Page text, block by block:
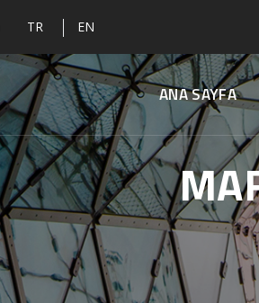
TR EN
ANA SAYFA